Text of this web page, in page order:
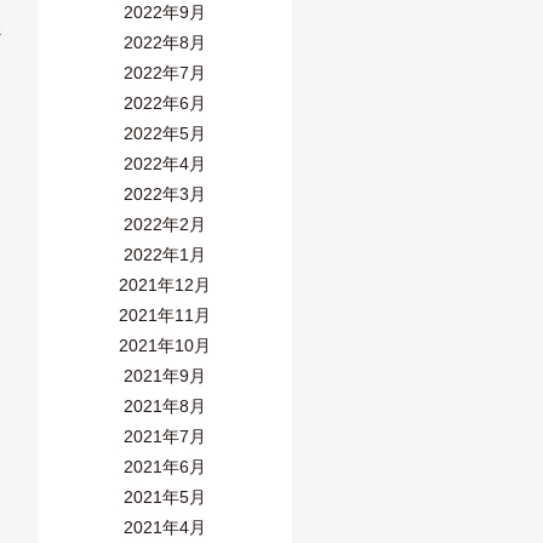
2022年9月
2022年8月
2022年7月
2022年6月
2022年5月
2022年4月
2022年3月
2022年2月
2022年1月
2021年12月
2021年11月
2021年10月
2021年9月
2021年8月
2021年7月
2021年6月
2021年5月
2021年4月